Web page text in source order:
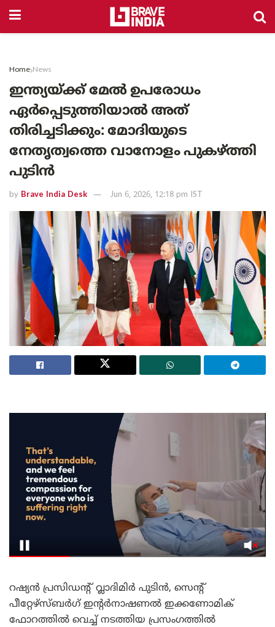
Home News
ഇന്ത്യയ്ക്ക് മേൽ ഉപരോധം
ഏർപ്പെടുത്തിയാൽ അത്
തിരിച്ചടിക്കും: മോദിയുടെ
നേതൃത്വത്തെ വാനോളം പുകഴ്ത്തി
പുടിൻ
by Brave India Desk Jun 6, 2026, 12:18 pm IST
റഷ്യൻ പ്രസിഡന്റ് വ്ലാദിമിർ പുടിൻ, സെന്റ്
പീറ്റേഴ്‌സ്ബർഗ് ഇന്റർനാഷണൽ ഇക്കണോമിക്
ഫോറത്തിൽ വെച്ച് നടത്തിയ പ്രസംഗത്തിൽ